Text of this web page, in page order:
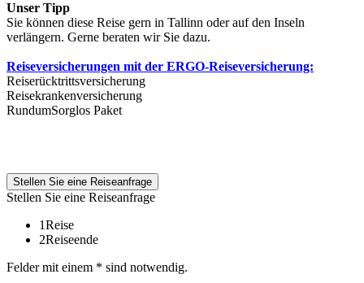
Unser Tipp
Sie können diese Reise gern in Tallinn oder auf den Inseln
verlängern. Gerne beraten wir Sie dazu.
Reiseversicherungen mit der ERGO-Reiseversicherung:
Reiserücktrittsversicherung
Reisekrankenversicherung
RundumSorglos Paket
Stellen Sie eine Reiseanfrage
Stellen Sie eine Reiseanfrage
1Reise
2Reiseende
Felder mit einem * sind notwendig.